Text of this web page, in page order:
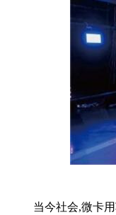
当今社会,微卡